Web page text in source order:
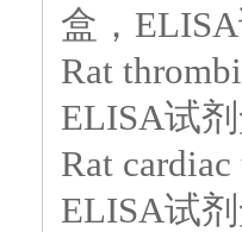
盒，
Rat
ELISA试
Rat
ELISA试